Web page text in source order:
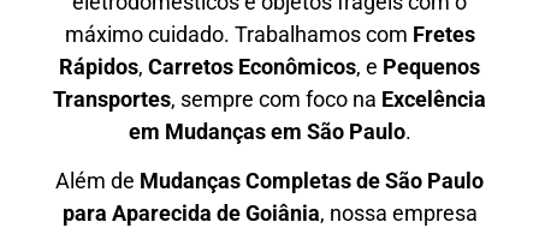
máximo cuidado. Trabalhamos com Fretes
Rápidos, Carretos Econômicos, e Pequenos
Transportes, sempre com foco na Excelência
em Mudanças em São Paulo.
Além de Mudanças Completas de São Paulo
para Aparecida de Goiânia, nossa empresa